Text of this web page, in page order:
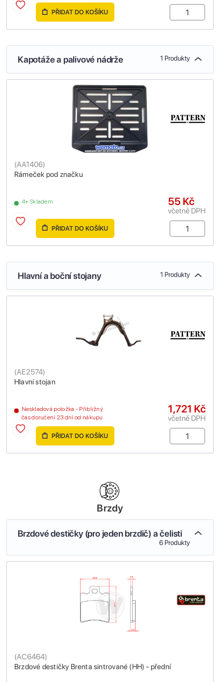
PŘIDAT DO KOŠÍKU
Kapotáže a palivové nádrže 1 Produkty
Rámeček pod značku
(AA1406)
4+ Skladem 55 Kč
včetně DPH
PŘIDAT DO KOŠÍKU
Hlavní a boční stojany 1 Produkty
Hlavní stojan
(AE2574)
Neskladová položka - Přibližný
čas doručení 23 dní od nákupu
1,721 Kč
včetně DPH
PŘIDAT DO KOŠÍKU
Brzdy
Brzdové destičky (pro jeden brzdič) a čelisti
6 Produkty
Brzdové destičky Brenta sintrované (HH) - přední
(AC6464)